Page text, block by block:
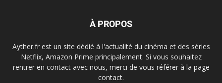
À PROPOS
Ayther.fr est un site dédié à l'actualité du cinéma et des séries
Netflix, Amazon Prime principalement. Si vous souhaitez
rentrer en contact avec nous, merci de vous référer à la page
contact.